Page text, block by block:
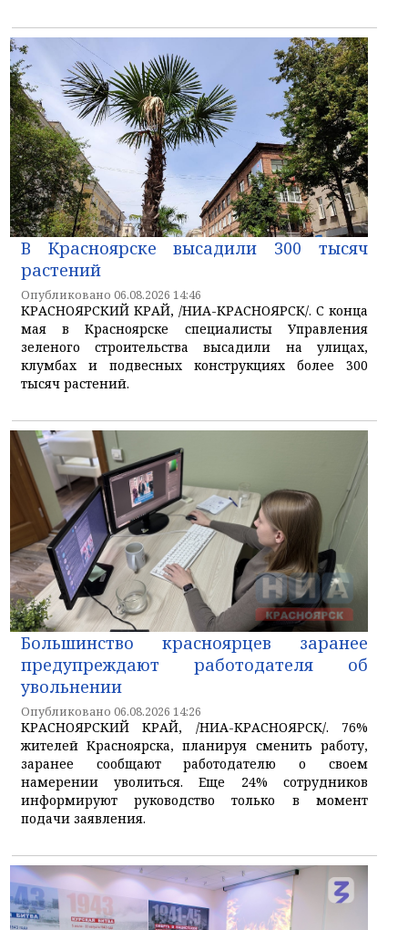
В Красноярске высадили 300 тысяч
растений
Опубликовано 06.08.2026 14:46
КРАСНОЯРСКИЙ КРАЙ, /НИА-КРАСНОЯРСК/. С конца
мая в Красноярске специалисты Управления
зеленого строительства высадили на улицах,
клумбах и подвесных конструкциях более 300
тысяч растений.
Большинство красноярцев заранее
предупреждают работодателя об
увольнении
Опубликовано 06.08.2026 14:26
КРАСНОЯРСКИЙ КРАЙ, /НИА-КРАСНОЯРСК/. 76%
жителей Красноярска, планируя сменить работу,
заранее сообщают работодателю о своем
намерении уволиться. Еще 24% сотрудников
информируют руководство только в момент
подачи заявления.